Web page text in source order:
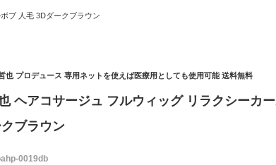
ブ 人毛 3Dダークブラウン
也 プロデュース 専用ネットを使えば医療用としても使用可能 送料無料
ヘアコサージュ フルウィッグ リラクシーカ
ブラウン
0019db